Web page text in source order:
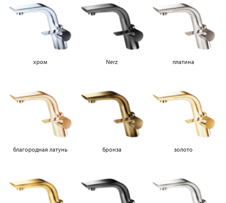
хром Nerz платина
благородная латунь бронза золото